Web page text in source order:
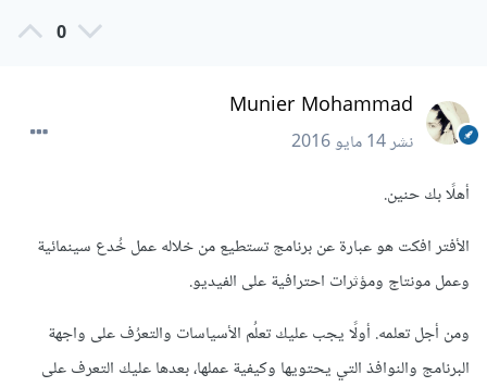
0
Munier Mohammad
نشر14 مايو 2016
أهلًا بك حنين.
الأفتر افكت هو عبارة عن برنامج تستطيع من خلاله عمل خُدع سينمائية
وعمل مونتاج ومؤثرات احترافية على الفيديو.
ومن أجل تعلمه. أولًا يجب عليك تعلُم الأسياسات والتعرُف على واجهة
البرنامج والنوافذ التي يحتويها وكيفية عملها، بعدها عليك التعرف على